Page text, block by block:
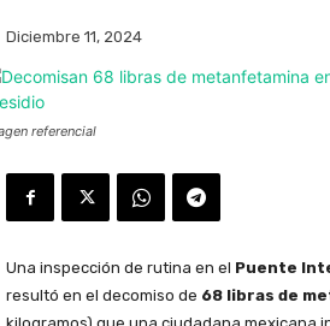
Diciembre 11, 2024
referencial
Una inspección de rutina en el Puente
resultó en el decomiso de 68 libras de